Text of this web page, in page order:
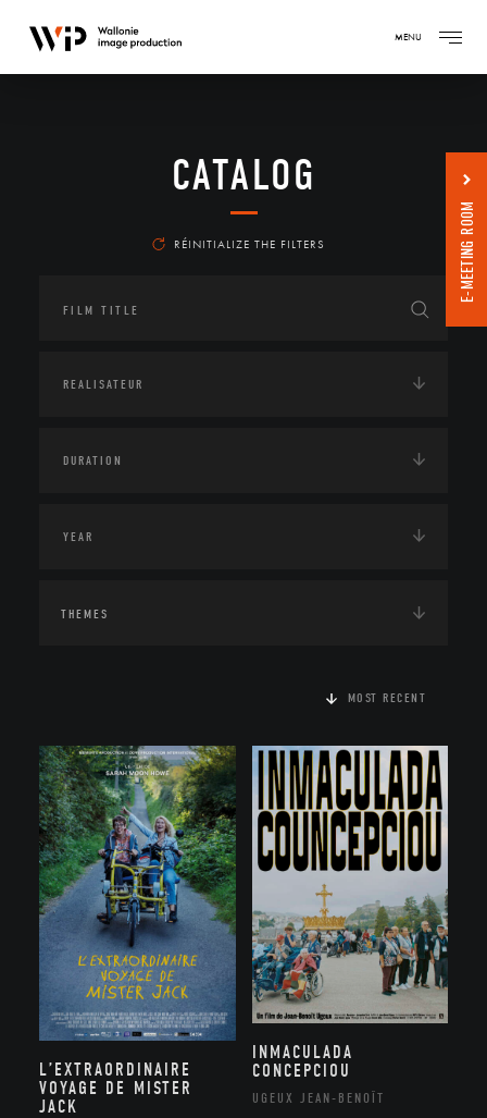
MENU
CATALOG
RÉINITIALIZE THE FILTERS
THEMES
MOST RECENT
L’EXTRAORDINAIRE
VOYAGE DE MISTER
JACK
INMACULADA
CONCEPCIOU
UGEUX JEAN-BENOÎT
E-MEETING ROOM